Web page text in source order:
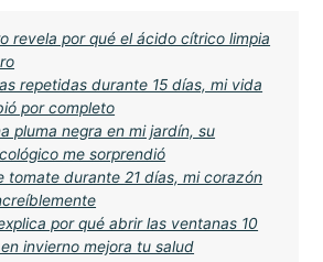
revela por qué el ácido cítrico limpia
repetidas durante 15 días, mi vida
por completo
pluma negra en mi jardín, su
me sorprendió
tomate durante 21 días, mi corazón
por qué abrir las ventanas 10
invierno mejora tu salud